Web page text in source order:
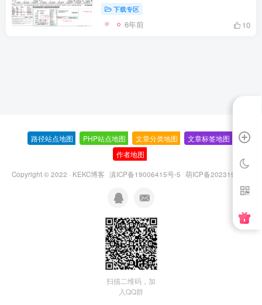
下载专区
6年前 10
路径站点地图 PHP站点地图 文章分类地图 文章标签地图
作者地图
Copyright © 2022 · KEKC博客 滇ICP备19006415号-5 萌ICP备20231995号
扫描二维码，加
入QQ群